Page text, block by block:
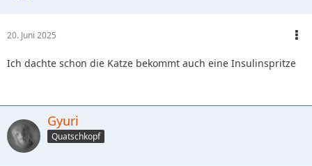
20. Juni 2025
Ich dachte schon die Katze bekommt auch eine Insulinspritze
Gyuri
Quatschkopf